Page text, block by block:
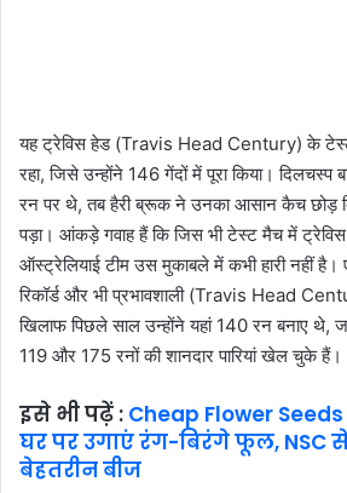
यह ट्रेविस हेड (Travis Head Century) के
रहा, जिसे उन्होंने 146 गेंदों में पूरा किया। दिलचस्प
रन पर थे, तब हैरी ब्रूक ने उनका आसान कैच छोड़
पड़ा। आंकड़े गवाह हैं कि जिस भी टेस्ट मैच में
ऑस्ट्रेलियाई टीम उस मुकाबले में कभी हारी नहीं
रिकॉर्ड और भी प्रभावशाली (Travis Head
खिलाफ पिछले साल उन्होंने यहां 140 रन बनाए थे,
119 और 175 रनों की शानदार पारियां खेल चुके हैं।
इसे भी पढ़ें : Cheap Flower
घर पर उगाएं रंग-बिरंगे फूल,
बेहतरीन बीज